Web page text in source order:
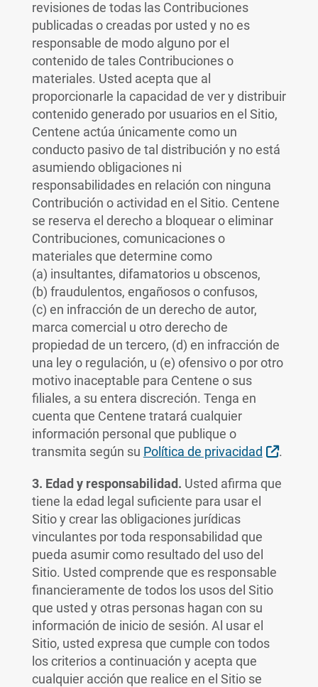
revisiones de todas las Contribuciones
publicadas o creadas por usted y no es
responsable de modo alguno por el
contenido de tales Contribuciones o
materiales. Usted acepta que al
proporcionarle la capacidad de ver y distribuir
contenido generado por usuarios en el Sitio,
Centene actúa únicamente como un
conducto pasivo de tal distribución y no está
asumiendo obligaciones ni
responsabilidades en relación con ninguna
Contribución o actividad en el Sitio. Centene
se reserva el derecho a bloquear o eliminar
Contribuciones, comunicaciones o
materiales que determine como
(a) insultantes, difamatorios u obscenos,
(b) fraudulentos, engañosos o confusos,
(c) en infracción de un derecho de autor,
marca comercial u otro derecho de
propiedad de un tercero, (d) en infracción de
una ley o regulación, u (e) ofensivo o por otro
motivo inaceptable para Centene o sus
filiales, a su entera discreción. Tenga en
cuenta que Centene tratará cualquier
información personal que publique o
transmita según su Política de privacidad .
3. Edad y responsabilidad. Usted afirma que
tiene la edad legal suficiente para usar el
Sitio y crear las obligaciones jurídicas
vinculantes por toda responsabilidad que
pueda asumir como resultado del uso del
Sitio. Usted comprende que es responsable
financieramente de todos los usos del Sitio
que usted y otras personas hagan con su
información de inicio de sesión. Al usar el
Sitio, usted expresa que cumple con todos
los criterios a continuación y acepta que
cualquier acción que realice en el Sitio se